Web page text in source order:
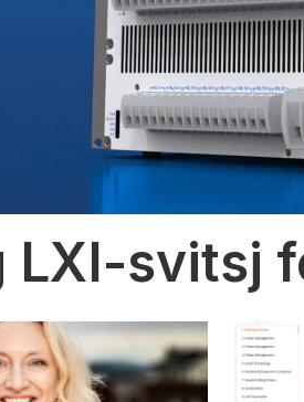
LXI-svitsj